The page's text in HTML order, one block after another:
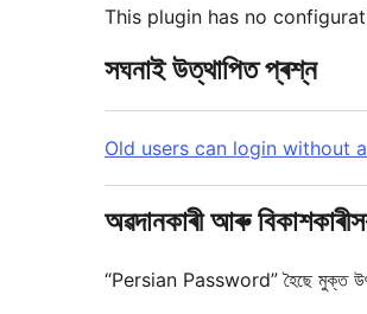
This plugin has no
সঘনাই উত্থাপিত প্ৰশ্ন
Old users can login without
অৱদানকাৰী আৰু
“Persian Password” হৈছে মুক্ত